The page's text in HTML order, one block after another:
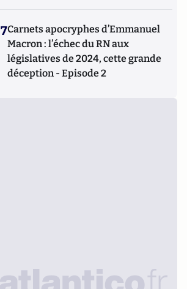
7Carnets apocryphes d’Emmanuel
Macron : l’échec du RN aux
législatives de 2024, cette grande
déception - Episode 2